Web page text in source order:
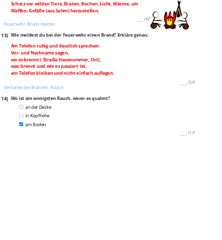
Schutz vor wilden Tiere, Braten, Kochen, Licht, Wärme, um
Waffen, Gefäße (aus Lehm) herzustellen.
/4P
Feuerwehr, Brand melden
13) Wie meldest du bei der Feuerwehr einen Brand? Erkläre genau:
Am Telefon ruhig und deutlich sprechen:
Vor- und Nachname sagen,
wo es brennt ( Straße Hausnummer, Ort),
was brennt und wie es passiert ist,
am Telefon bleiben und nicht einfach auflegen.
/5P
Verhalten bei Bränden, Rauch
14) Wo ist am wenigsten Rauch, wenn es qualmt?
an der Decke
in Kopfhöhe
am Boden
/1P